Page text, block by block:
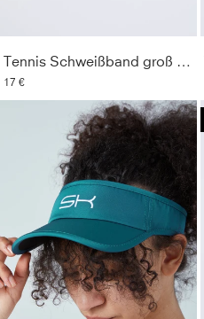
Optik: Unifarben
Geschlecht
Tennis Schweißband groß 2er Set, petrol grün
17 €